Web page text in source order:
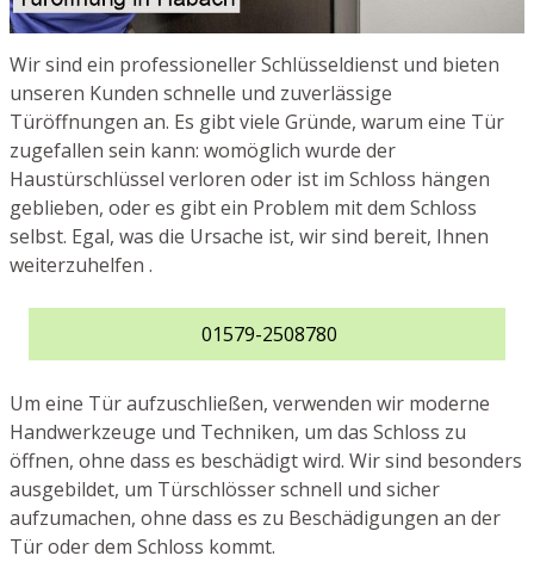
Wir sind ein professioneller Schlüsseldienst und bieten
unseren Kunden schnelle und zuverlässige
Türöffnungen an. Es gibt viele Gründe, warum eine Tür
zugefallen sein kann: womöglich wurde der
Haustürschlüssel verloren oder ist im Schloss hängen
geblieben, oder es gibt ein Problem mit dem Schloss
selbst. Egal, was die Ursache ist, wir sind bereit, Ihnen
weiterzuhelfen .
01579-2508780
Um eine Tür aufzuschließen, verwenden wir moderne
Handwerkzeuge und Techniken, um das Schloss zu
öffnen, ohne dass es beschädigt wird. Wir sind besonders
ausgebildet, um Türschlösser schnell und sicher
aufzumachen, ohne dass es zu Beschädigungen an der
Tür oder dem Schloss kommt.